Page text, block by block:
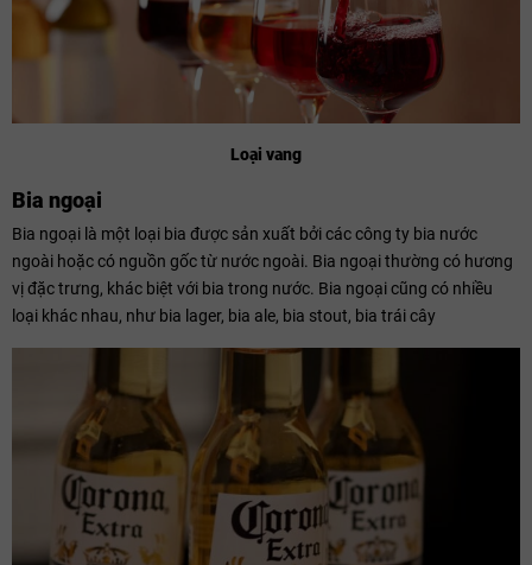
Loại vang
Bia ngoại
Bia ngoại là một loại bia được sản xuất bởi các công ty bia nước
ngoài hoặc có nguồn gốc từ nước ngoài. Bia ngoại thường có hương
vị đặc trưng, khác biệt với bia trong nước. Bia ngoại cũng có nhiều
loại khác nhau, như bia lager, bia ale, bia stout, bia trái cây